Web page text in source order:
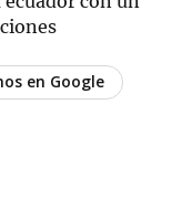
en Google